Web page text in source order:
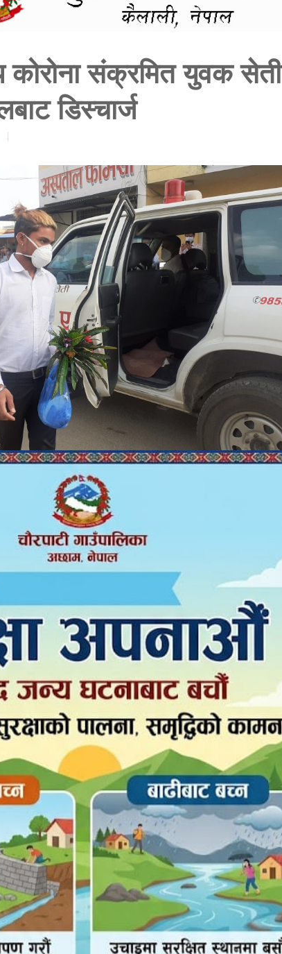
कोरोना संक्रमित युवक सेती
डिस्चार्ज